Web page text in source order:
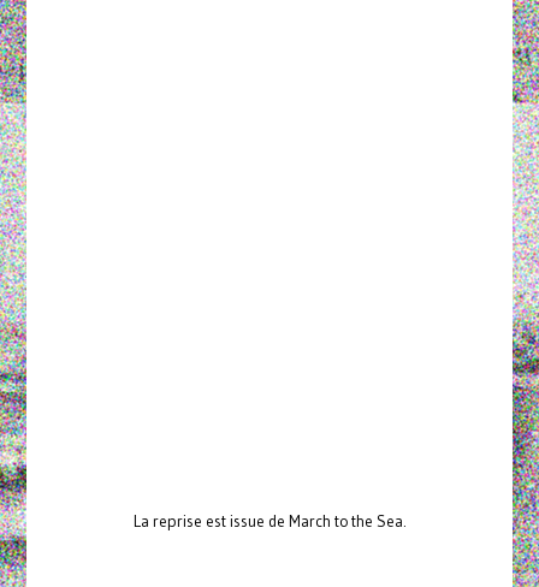
La reprise est issue de March to the Sea.